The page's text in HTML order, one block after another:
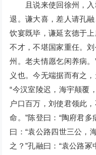
且说来使回徐州，入
退。谦大喜，差人请孔
饮宴既毕，谦延玄德于
不才，不堪国家重任。
州。老夫情愿乞闲养病
义也。今无端据而有之
“今汉室陵迟，海宇颠覆
户口百万，刘使君领此
命。”陈登曰：“陶府君
曰：“袁公路四世三公，
之？”孔融曰：“袁公路